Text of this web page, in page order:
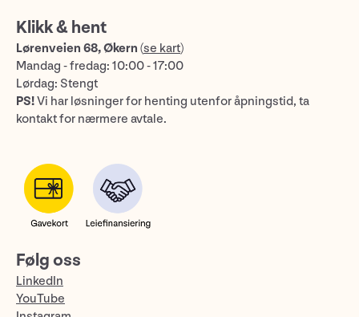
Klikk & hent
Lørenveien 68, Økern (se kart)
Mandag - fredag: 10:00 - 17:00
Lørdag: Stengt
PS!Vi har løsninger for henting utenfor åpningstid, ta
kontakt for nærmere avtale.
Følg oss
LinkedIn
YouTube